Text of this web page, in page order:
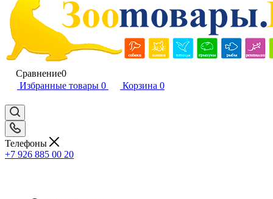
Сравнение0
Избранные товары 0 Корзина 0
Телефоны
+7 926 885 00 20